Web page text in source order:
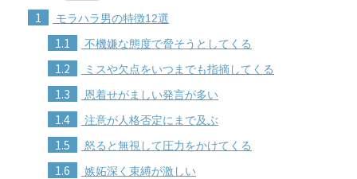
1 モラハラ男の特徴12選
1.1 不機嫌な態度で脅そうとしてくる
1.2 ミスや欠点をいつまでも指摘してくる
1.3 恩着せがましい発言が多い
1.4 注意が人格否定にまで及ぶ
1.5 怒ると無視して圧力をかけてくる
1.6 嫉妬深く束縛が激しい